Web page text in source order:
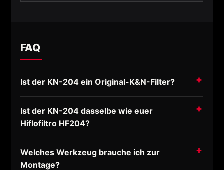
FAQ
Ist der KN-204 ein Original-K&N-Filter?
Ist der KN-204 dasselbe wie euer
Hiflofiltro HF204?
Welches Werkzeug brauche ich zur
Montage?